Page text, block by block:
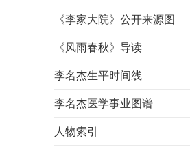
《李家大院》公开来源图
《风雨春秋》导读
李名杰生平时间线
李名杰医学事业图谱
人物索引